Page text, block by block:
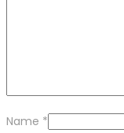
Name *